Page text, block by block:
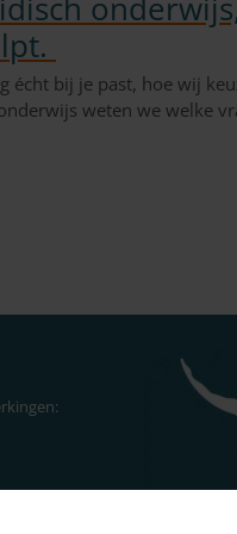
écht bij je past, hoe wij
weten we welke